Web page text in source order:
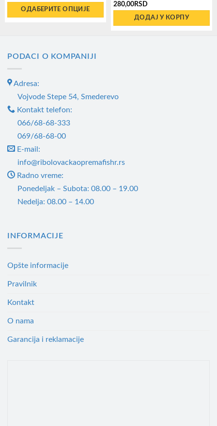
ОДАБЕРИТЕ ОПЦИЈЕ
више
варијанти.
Опције
могу
бити
изабране
страници
280,00 RSD
ДОДАЈ У КОРПУ
PODACI O KOMPANIJI
Adresa:
Vojvode Stepe 54, Smederevo
Kontakt telefon:
066/68-68-333
069/68-68-00
E-mail:
info@ribolovackaopremafishr.rs
Radno vreme:
Ponedeljak – Subota: 08.00 – 19.00
Nedelja: 08.00 – 14.00
INFORMACIJE
Opšte informacije
Pravilnik
Kontakt
O nama
Garancija i reklamacije